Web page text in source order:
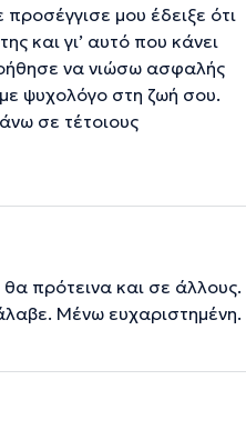
μου έδειξε ότι
και γι’ αυτό που κάνει
να νιώσω ασφαλής
με ψυχολόγο στη ζωή σου.
σε τέτοιους
πρότεινα και σε άλλους.
Μένω ευχαριστημένη.